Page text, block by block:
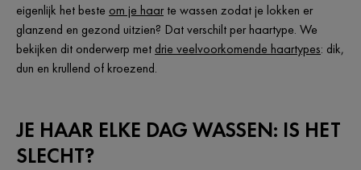
eigenlijk het beste om je haarte wassen zodat je lokken er
glanzend en gezond uitzien? Dat verschilt per haartype. We
bekijken dit onderwerp met drie veelvoorkomende haartypes: dik,
dun en krullend of kroezend.
JE HAAR ELKE DAG WASSEN: IS HET
SLECHT?